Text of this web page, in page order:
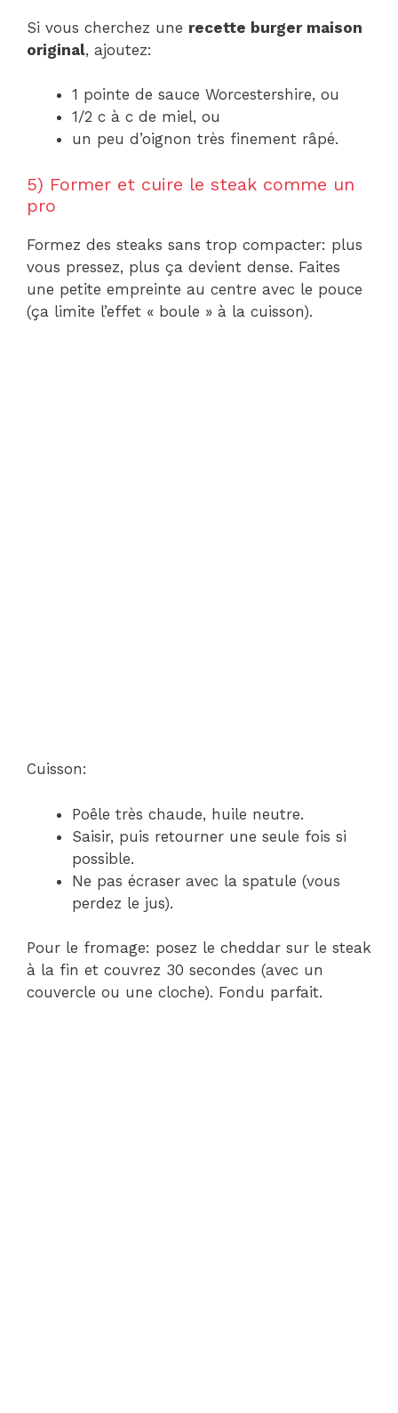
Si vous cherchez une recette burger maison
original, ajoutez:
1 pointe de sauce Worcestershire, ou
1/2 c à c de miel, ou
un peu d’oignon très finement râpé.
5) Former et cuire le steak comme un
pro
Formez des steaks sans trop compacter: plus
vous pressez, plus ça devient dense. Faites
une petite empreinte au centre avec le pouce
(ça limite l’effet « boule » à la cuisson).
Cuisson:
Poêle très chaude, huile neutre.
Saisir, puis retourner une seule fois si
possible.
Ne pas écraser avec la spatule (vous
perdez le jus).
Pour le fromage: posez le cheddar sur le steak
à la fin et couvrez 30 secondes (avec un
couvercle ou une cloche). Fondu parfait.